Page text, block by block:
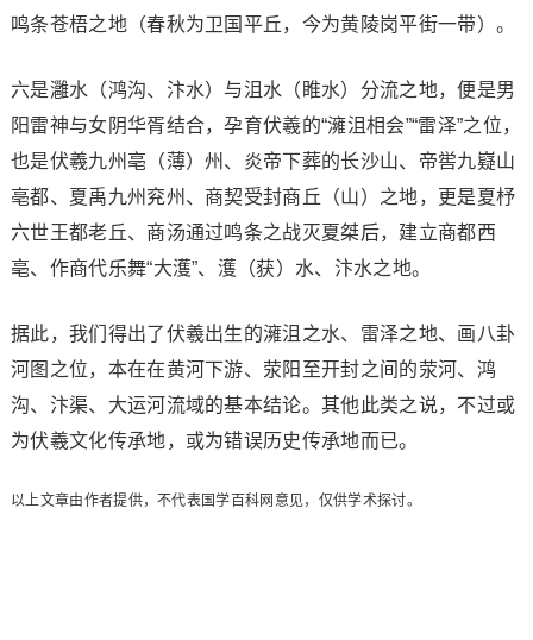
鸣条苍梧之地（春秋为卫国平丘，今为黄陵岗平街一带）。
六是灉水（鸿沟、汴水）与沮水（睢水）分流之地，便是男
阳雷神与女阴华胥结合，孕育伏羲的“澭沮相会”“雷泽”之位，
也是伏羲九州亳（薄）州、炎帝下葬的长沙山、帝喾九嶷山
亳都、夏禹九州兖州、商契受封商丘（山）之地，更是夏杼
六世王都老丘、商汤通过鸣条之战灭夏桀后，建立商都西
亳、作商代乐舞“大濩”、濩（获）水、汴水之地。
据此，我们得出了伏羲出生的澭沮之水、雷泽之地、画八卦
河图之位，本在在黄河下游、荥阳至开封之间的荥河、鸿
沟、汴渠、大运河流域的基本结论。其他此类之说，不过或
为伏羲文化传承地，或为错误历史传承地而已。
以上文章由作者提供，不代表国学百科网意见，仅供学术探讨。